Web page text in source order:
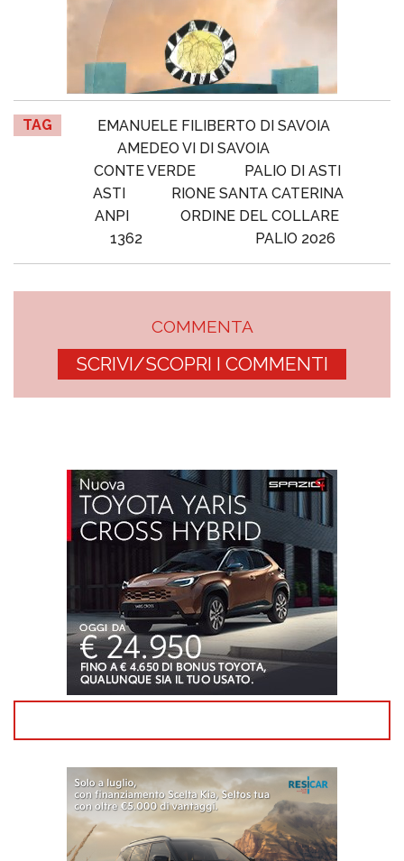
TAG
EMANUELE FILIBERTO DI SAVOIA
AMEDEO VI DI SAVOIA
CONTE VERDE
PALIO DI ASTI
ASTI
RIONE SANTA CATERINA
ANPI
ORDINE DEL COLLARE
1362
PALIO 2026
COMMENTA
SCRIVI/SCOPRI I COMMENTI